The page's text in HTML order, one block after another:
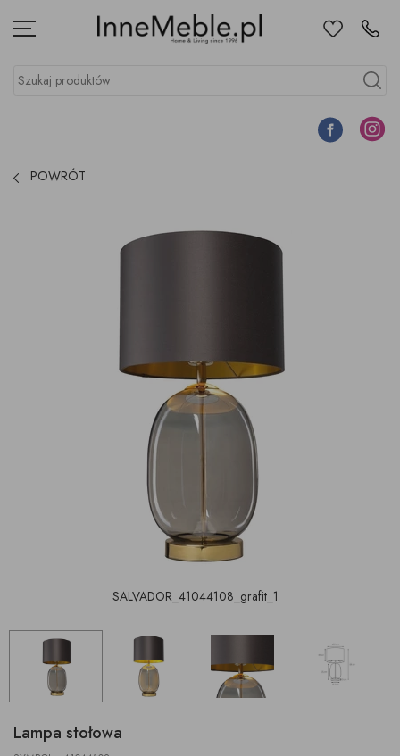
Menu UlubioneKontakt
Szukaj produktów
Szukaj
Facebook
POWRÓT
SALVADOR_41044108_grafit_1
Lampa stołowa